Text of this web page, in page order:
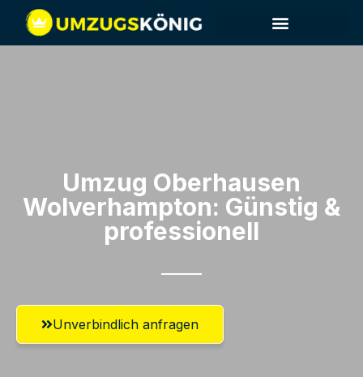
Umzug Oberhausen​
Wolverhampton: Günstig &
professionell​
Unverbindlich anfragen